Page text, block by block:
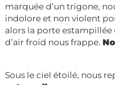
marquée d’un trigone,
indolore et non violent
alors la porte
d’air froid nous frappe.
Sous le ciel étoilé, nous